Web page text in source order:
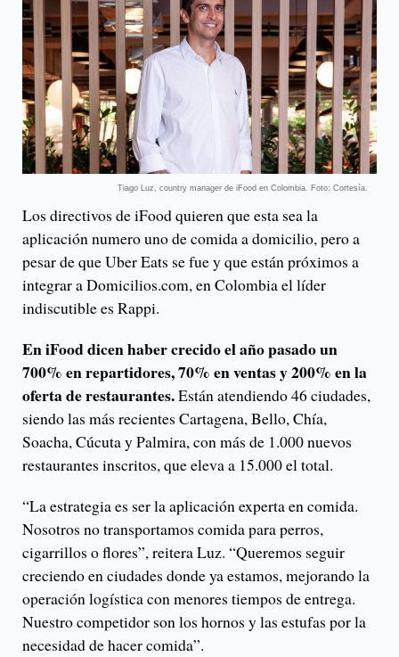
Tiago Luz, country manager de iFood en Colombia. Foto: Cortesía.
Los directivos de iFood quieren que esta sea la
aplicación numero uno de comida a domicilio, pero a
pesar de que Uber Eats se fue y que están próximos a
integrar a Domicilios.com, en Colombia el líder
indiscutible es Rappi.
En iFood dicen haber crecido el año pasado un
700% en repartidores, 70% en ventas y 200% en la
oferta de restaurantes.Están atendiendo 46 ciudades,
siendo las más recientes Cartagena, Bello, Chía,
Soacha, Cúcuta y Palmira, con más de 1.000 nuevos
restaurantes inscritos, que eleva a 15.000 el total.
“La estrategia es ser la aplicación experta en comida.
Nosotros no transportamos comida para perros,
cigarrillos o flores”, reitera Luz. “Queremos seguir
creciendo en ciudades donde ya estamos, mejorando la
operación logística con menores tiempos de entrega.
Nuestro competidor son los hornos y las estufas por la
necesidad de hacer comida”.